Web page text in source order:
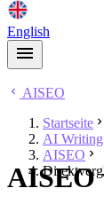
English
AISEO
Startseite
AI Writing
AISEO
AISEO